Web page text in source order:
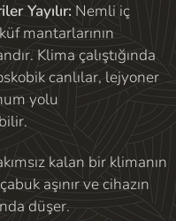
Yayılır:Nemli iç
mantarlarının
Klima çalıştığında
canlılar, lejyoner
yolu
kalan bir klimanın
aşınır ve cihazın
düşer.